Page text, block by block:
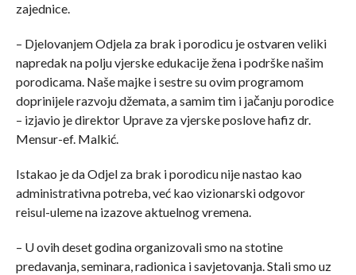
zajednice.
– Djelovanjem Odjela za brak i porodicu je ostvaren veliki
napredak na polju vjerske edukacije žena i podrške našim
porodicama. Naše majke i sestre su ovim programom
doprinijele razvoju džemata, a samim tim i jačanju porodice
– izjavio je direktor Uprave za vjerske poslove hafiz dr.
Mensur-ef. Malkić.
Istakao je da Odjel za brak i porodicu nije nastao kao
administrativna potreba, već kao vizionarski odgovor
reisul-uleme na izazove aktuelnog vremena.
– U ovih deset godina organizovali smo na stotine
predavanja, seminara, radionica i savjetovanja. Stali smo uz